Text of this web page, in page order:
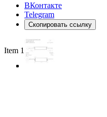
ВКонтакте
Telegram
Скопировать ссылку
Item 1 of 3